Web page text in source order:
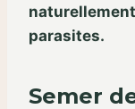
parasites.
Semer